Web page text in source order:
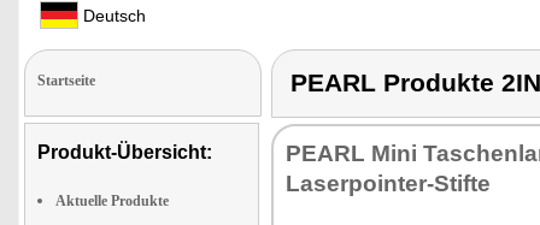
Deutsch
Startseite
Produkt-Übersicht:
Aktuelle Produkte
PEARL Produkte
PEARL Mi­ni
La­ser­poin­ter-Stif­te